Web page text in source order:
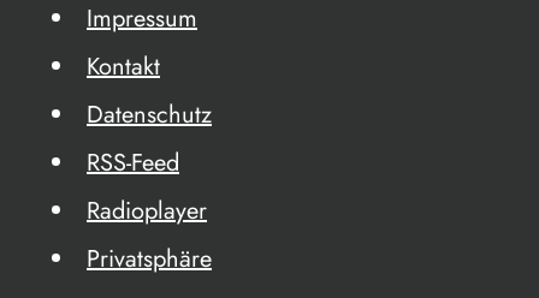
Impressum
Kontakt
Datenschutz
RSS-Feed
Radioplayer
Privatsphäre